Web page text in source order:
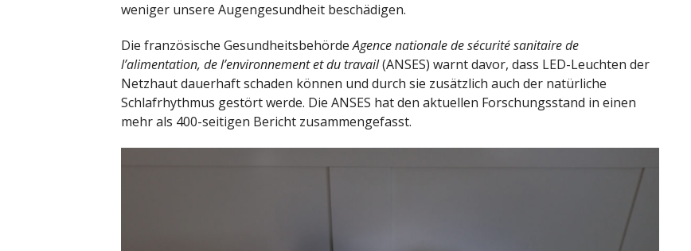
weniger unsere Augengesundheit beschädigen.
Die französische GesundheitsbehördeAgence nationale de sécurité sanitaire de
l’alimentation, de l’environnement et du travail(ANSES) warnt davor, dass LED-Leuchten der
Netzhaut dauerhaft schaden können und durch sie zusätzlich auch der natürliche
Schlafrhythmus gestört werde. Die ANSES hat den aktuellen Forschungsstand in einen
mehr als 400-seitigen Bericht zusammengefasst.